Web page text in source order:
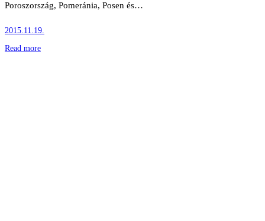
Poroszország, Pomeránia, Posen és…
2015.11.19.
Read more